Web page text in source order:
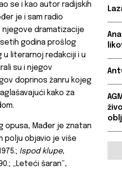
se i kao autor radijskih
je i sam radio
njegove dramatizacije
godina prošlog
u literarnoj redakciji i u
su i njegov
doprinos žanru kojeg
kako za
opusa, Mađer je znatan
polju objavio je više
Ispod klupe,
„Leteći šaran“,